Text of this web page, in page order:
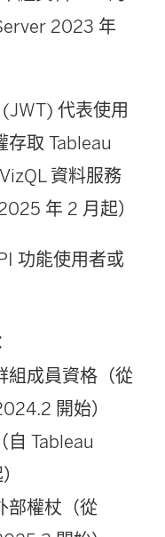
2023 年
代表使用
存取 Tableau
資料服務
年 2 月起）
功能使用者或
組成員資格 （從
開始）
自 Tableau
部權杖 （從